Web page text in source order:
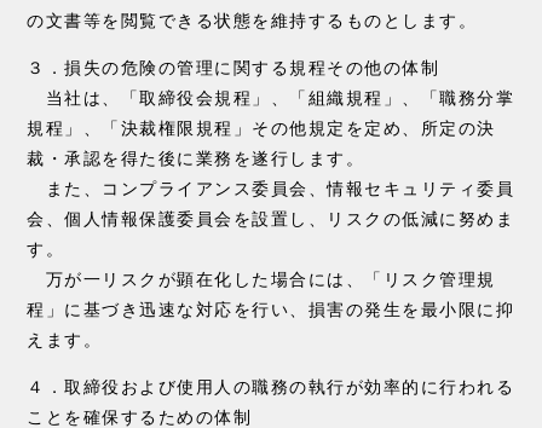
の文書等を閲覧できる状態を維持するものとします。
３．損失の危険の管理に関する規程その他の体制
当社は、「取締役会規程」、「組織規程」、「職務分掌
規程」、「決裁権限規程」その他規定を定め、所定の決
裁・承認を得た後に業務を遂行します。
また、コンプライアンス委員会、情報セキュリティ委員
会、個人情報保護委員会を設置し、リスクの低減に努めま
す。
万が一リスクが顕在化した場合には、「リスク管理規
程」に基づき迅速な対応を行い、損害の発生を最小限に抑
えます。
４．取締役および使用人の職務の執行が効率的に行われる
ことを確保するための体制